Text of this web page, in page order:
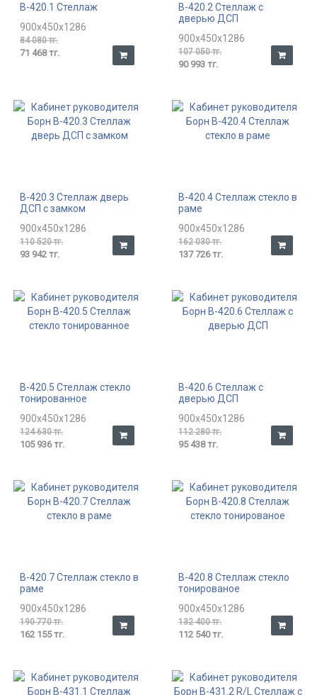
В-420.1 Стеллаж
900x450x1286
84 080 тг.
71 468 тг.
В-420.2 Стеллаж с
дверью ДСП
900x450x1286
107 050 тг.
90 993 тг.
В-420.3 Стеллаж дверь
ДСП с замком
900x450x1286
110 520 тг.
93 942 тг.
В-420.4 Стеллаж стекло в
раме
900x450x1286
162 030 тг.
137 726 тг.
В-420.5 Стеллаж стекло
тонированное
900x450x1286
124 630 тг.
105 936 тг.
В-420.6 Стеллаж с
дверью ДСП
900x450x1286
112 280 тг.
95 438 тг.
В-420.7 Стеллаж стекло в
раме
900x450x1286
190 770 тг.
162 155 тг.
В-420.8 Стеллаж стекло
тонированое
900x450x1286
132 400 тг.
112 540 тг.